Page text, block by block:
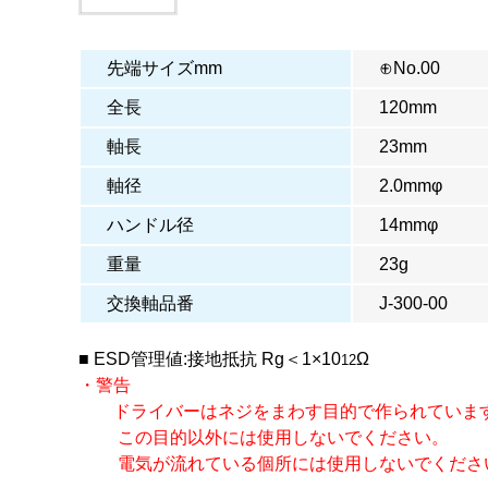
先端サイズmm ⊕No.00
全長 120mm
軸長 23mm
軸径 2.0mmφ
ハンドル径 14mmφ
重量 23g
交換軸品番 J-300-00
■ ESD管理値:接地抵抗 Rg＜1×1012Ω
・警告
ドライバーはネジをまわす目的で作られていま
この目的以外には使用しないでください。
電気が流れている個所には使用しないでくださ